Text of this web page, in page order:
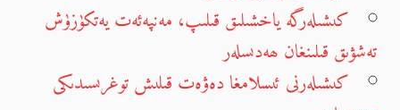
كىشىلەرگە ياخشىلىق قىلىپ، مەنپەئەت يەتكۈزۈش
تەشۋىق قىلىنغان ھەدىسلەر
كىشىلەرنى ئىسلامغا دەۋەت قىلىش توغرىسىدىكى